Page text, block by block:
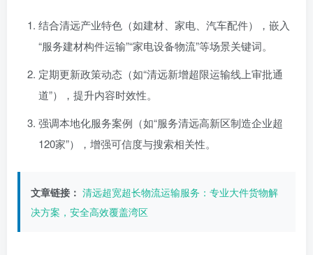
结合清远产业特色（如建材、家电、汽车配件），嵌入
“服务建材构件运输”“家电设备物流”等场景关键词。
定期更新政策动态（如“清远新增超限运输线上审批通
道”），提升内容时效性。
强调本地化服务案例（如“服务清远高新区制造企业超
120家”），增强可信度与搜索相关性。
文章链接： 清远超宽超长物流运输服务：专业大件货物解
决方案，安全高效覆盖湾区